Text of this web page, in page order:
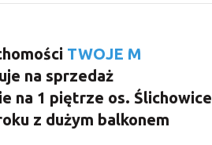
TWOJE M
na sprzedaż
na 1 piętrze os. Ślichowice
z dużym balkonem